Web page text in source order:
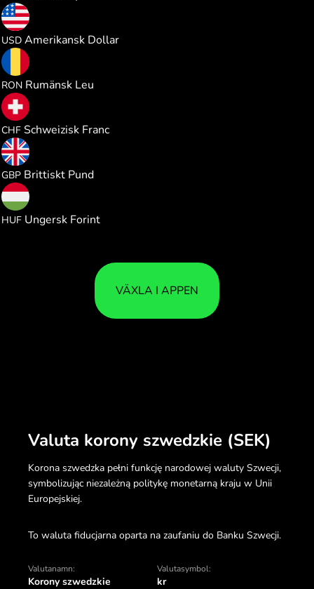
USD Amerikansk Dollar
RON Rumänsk Leu
CHF Schweizisk Franc
GBP Brittiskt Pund
HUF Ungersk Forint
VÄXLA I APPEN
Valuta korony szwedzkie (SEK)
Korona szwedzka pełni funkcję narodowej waluty Szwecji,
symbolizując niezależną politykę monetarną kraju w Unii
Europejskiej.
To waluta fiducjarna oparta na zaufaniu do Banku Szwecji.
Valutanamn:
Korony szwedzkie
Valutasymbol:
kr